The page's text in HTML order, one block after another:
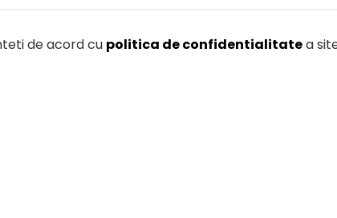
de acord cu politica de confidentialitatea